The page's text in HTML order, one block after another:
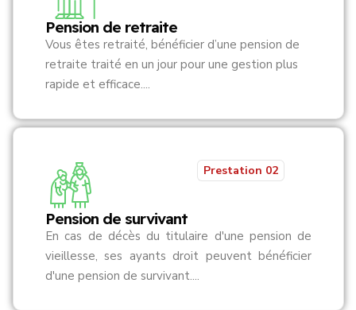
Pension de retraite
Vous êtes retraité, bénéficier d’une pension de
retraite traité en un jour pour une gestion plus
rapide et efficace....
Prestation 02
Pension de survivant
En cas de décès du titulaire d'une pension de
vieillesse, ses ayants droit peuvent bénéficier
d'une pension de survivant....